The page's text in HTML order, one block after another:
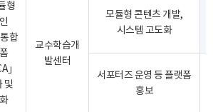
형
합
｣
및
교수학습개
발센터
모듈형 콘텐츠 개발,
시스템 고도화
서포터즈 운영 등 플랫폼
홍보